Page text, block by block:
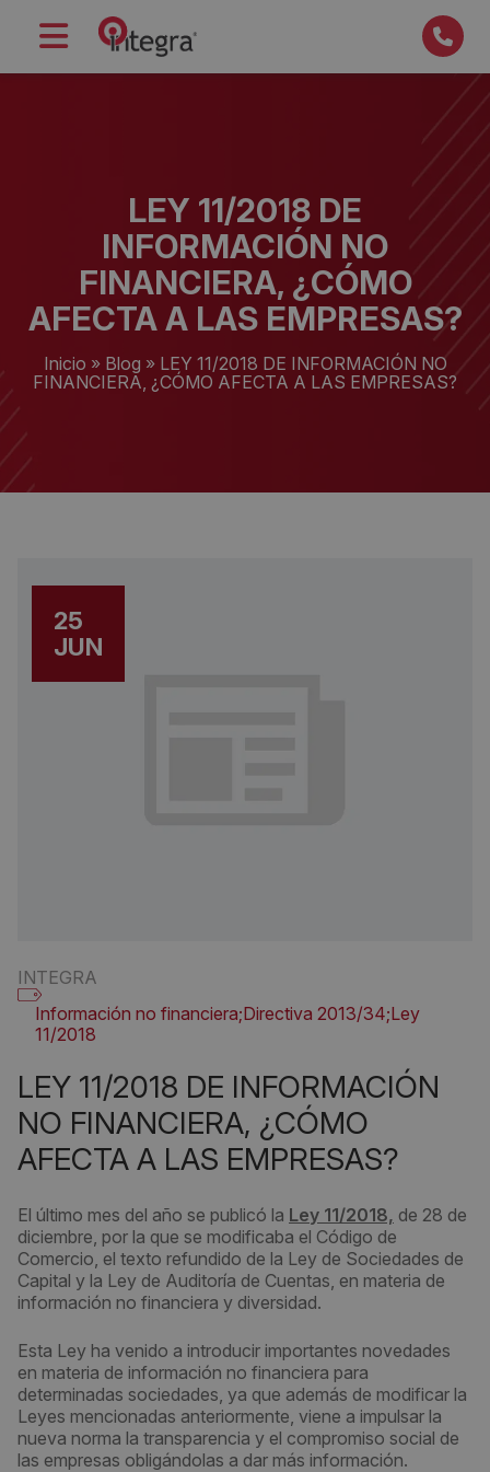
LEY 11/2018 DE
INFORMACIÓN NO
FINANCIERA, ¿CÓMO
AFECTA A LAS EMPRESAS?
Inicio » Blog » LEY 11/2018 DE INFORMACIÓN NO
FINANCIERA, ¿CÓMO AFECTA A LAS EMPRESAS?
25
JUN
INTEGRA
Información no financiera;Directiva 2013/34;Ley
11/2018
LEY 11/2018 DE INFORMACIÓN
NO FINANCIERA, ¿CÓMO
AFECTA A LAS EMPRESAS?
El último mes del año se publicó la Ley 11/2018, de 28 de
diciembre, por la que se modificaba el Código de
Comercio, el texto refundido de la Ley de Sociedades de
Capital y la Ley de Auditoría de Cuentas, en materia de
información no financiera y diversidad.
Esta Ley ha venido a introducir importantes novedades
en materia de información no financiera para
determinadas sociedades, ya que además de modificar la
Leyes mencionadas anteriormente, viene a impulsar la
nueva norma la transparencia y el compromiso social de
las empresas obligándolas a dar más información.